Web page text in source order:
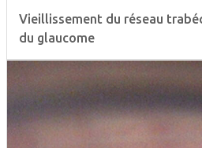
Vieillissement du réseau
du glaucome